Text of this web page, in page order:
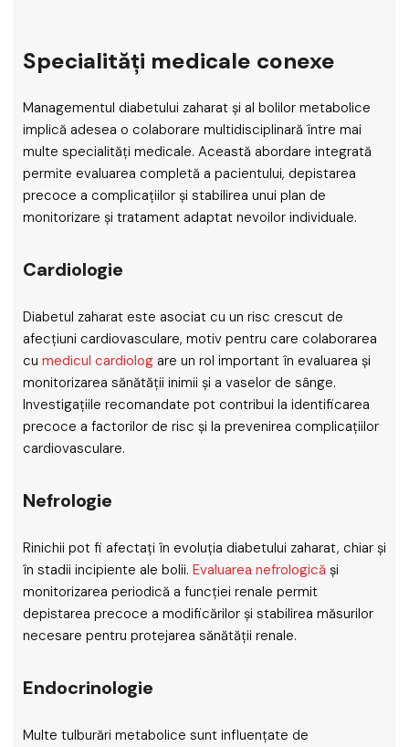
Specialități medicale conexe
Managementul diabetului zaharat și al bolilor metabolice
implică adesea o colaborare multidisciplinară între mai
multe specialități medicale. Această abordare integrată
permite evaluarea completă a pacientului, depistarea
precoce a complicațiilor și stabilirea unui plan de
monitorizare și tratament adaptat nevoilor individuale.
Cardiologie
Diabetul zaharat este asociat cu un risc crescut de
afecțiuni cardiovasculare, motiv pentru care colaborarea
cu medicul cardiolog are un rol important în evaluarea și
monitorizarea sănătății inimii și a vaselor de sânge.
Investigațiile recomandate pot contribui la identificarea
precoce a factorilor de risc și la prevenirea complicațiilor
cardiovasculare.
Nefrologie
Rinichii pot fi afectați în evoluția diabetului zaharat, chiar și
în stadii incipiente ale bolii. Evaluarea nefrologică și
monitorizarea periodică a funcției renale permit
depistarea precoce a modificărilor și stabilirea măsurilor
necesare pentru protejarea sănătății renale.
Endocrinologie
Multe tulburări metabolice sunt influențate de